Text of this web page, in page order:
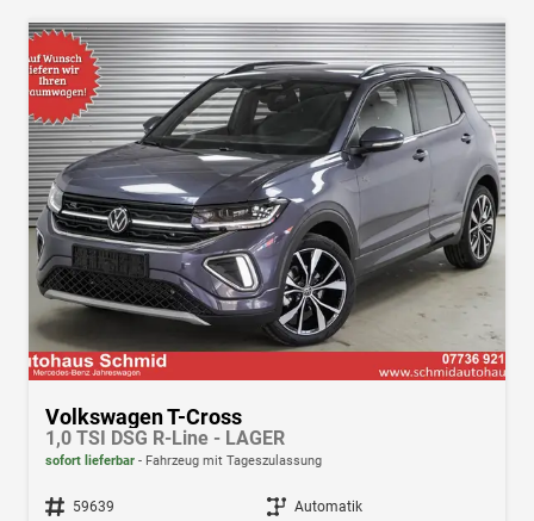
Volkswagen T-Cross
1,0 TSI DSG R-Line - LAGER
sofort lieferbar Fahrzeug mit Tageszulassung
Fahrzeugnr. 59639 Getriebe Automatik